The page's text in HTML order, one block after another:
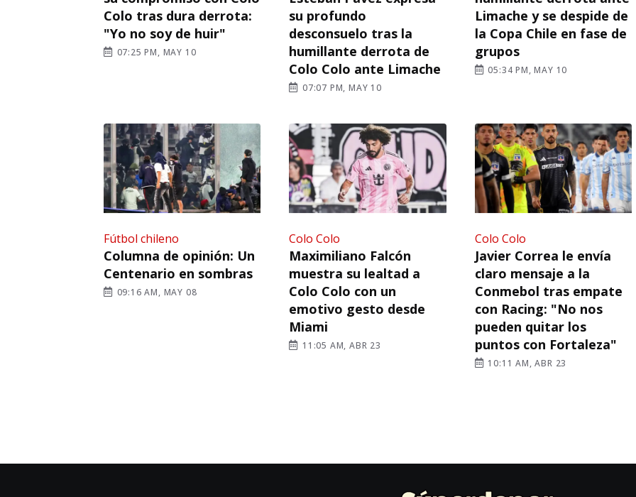
Colo tras dura derrota:
"Yo no soy de huir"
07:25 PM, MAY 10
su profundo
desconsuelo tras la
humillante derrota de
Colo Colo ante Limache
07:07 PM, MAY 10
Limache y se despide de
la Copa Chile en fase de
grupos
05:34 PM, MAY 10
Fútbol chileno
Columna de opinión: Un
Centenario en sombras
09:16 AM, MAY 08
Colo Colo
Maximiliano Falcón
muestra su lealtad a
Colo Colo con un
emotivo gesto desde
Miami
11:05 AM, ABR 23
Colo Colo
Javier Correa le envía
claro mensaje a la
Conmebol tras empate
con Racing: "No nos
pueden quitar los
puntos con Fortaleza"
10:11 AM, ABR 23